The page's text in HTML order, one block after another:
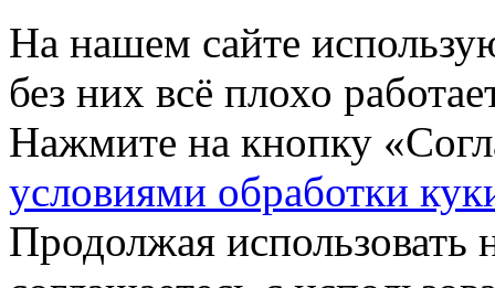
На нашем сайте
без них всё плохо
Нажмите на кнопку
условиями обработки
Продолжая использовать